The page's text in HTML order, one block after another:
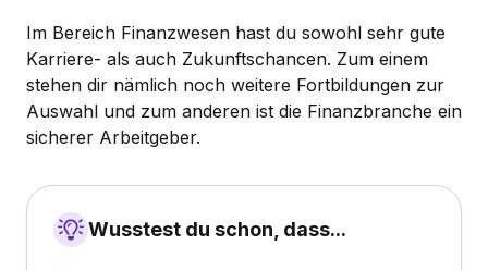
Im Bereich Finanzwesen hast du sowohl sehr gute
Karriere- als auch Zukunftschancen. Zum einem
stehen dir nämlich noch weitere Fortbildungen zur
Auswahl und zum anderen ist die Finanzbranche ein
sicherer Arbeitgeber.
Wusstest du schon, dass...